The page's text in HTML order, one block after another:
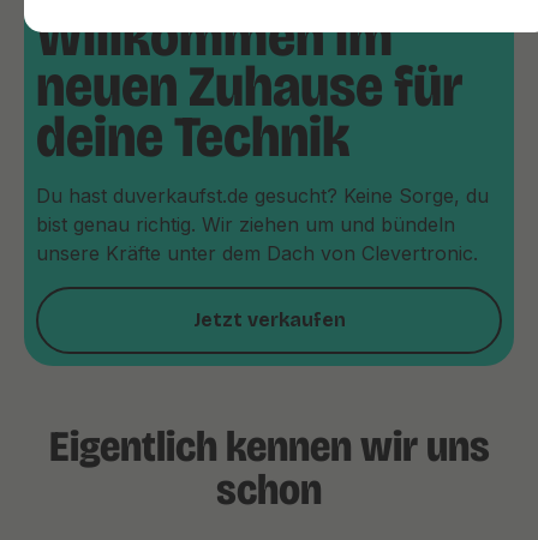
Willkommen im
neuen Zuhause für
deine Technik
Du hast duverkaufst.de gesucht? Keine Sorge, du
bist genau richtig. Wir ziehen um und bündeln
unsere Kräfte unter dem Dach von Clevertronic.
Jetzt verkaufen
Eigentlich kennen wir uns
schon